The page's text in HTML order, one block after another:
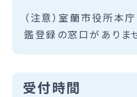
（注意）室蘭市役所本
鑑登録の窓口がありま
受付時間